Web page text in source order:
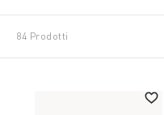
84 Prodotti